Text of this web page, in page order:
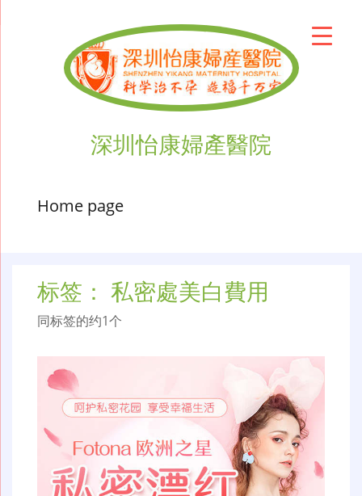
深圳怡康婦產醫院
Home page
标签： 私密處美白費用
同标签的约1个